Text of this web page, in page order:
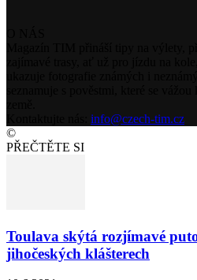
info@czech-tim.cz
©
PŘEČTĚTE SI
Toulava skýtá rozjímavé
jihočeských klášterech